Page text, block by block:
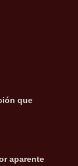
que
aparente